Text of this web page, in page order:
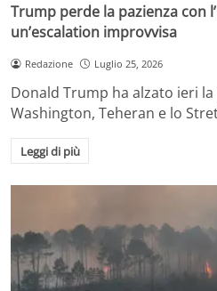
Trump perde la pazienza con
un’escalation improvvisa
Redazione Luglio 25, 2026
Donald Trump ha alzato ieri
Washington, Teheran e lo
Leggi di più